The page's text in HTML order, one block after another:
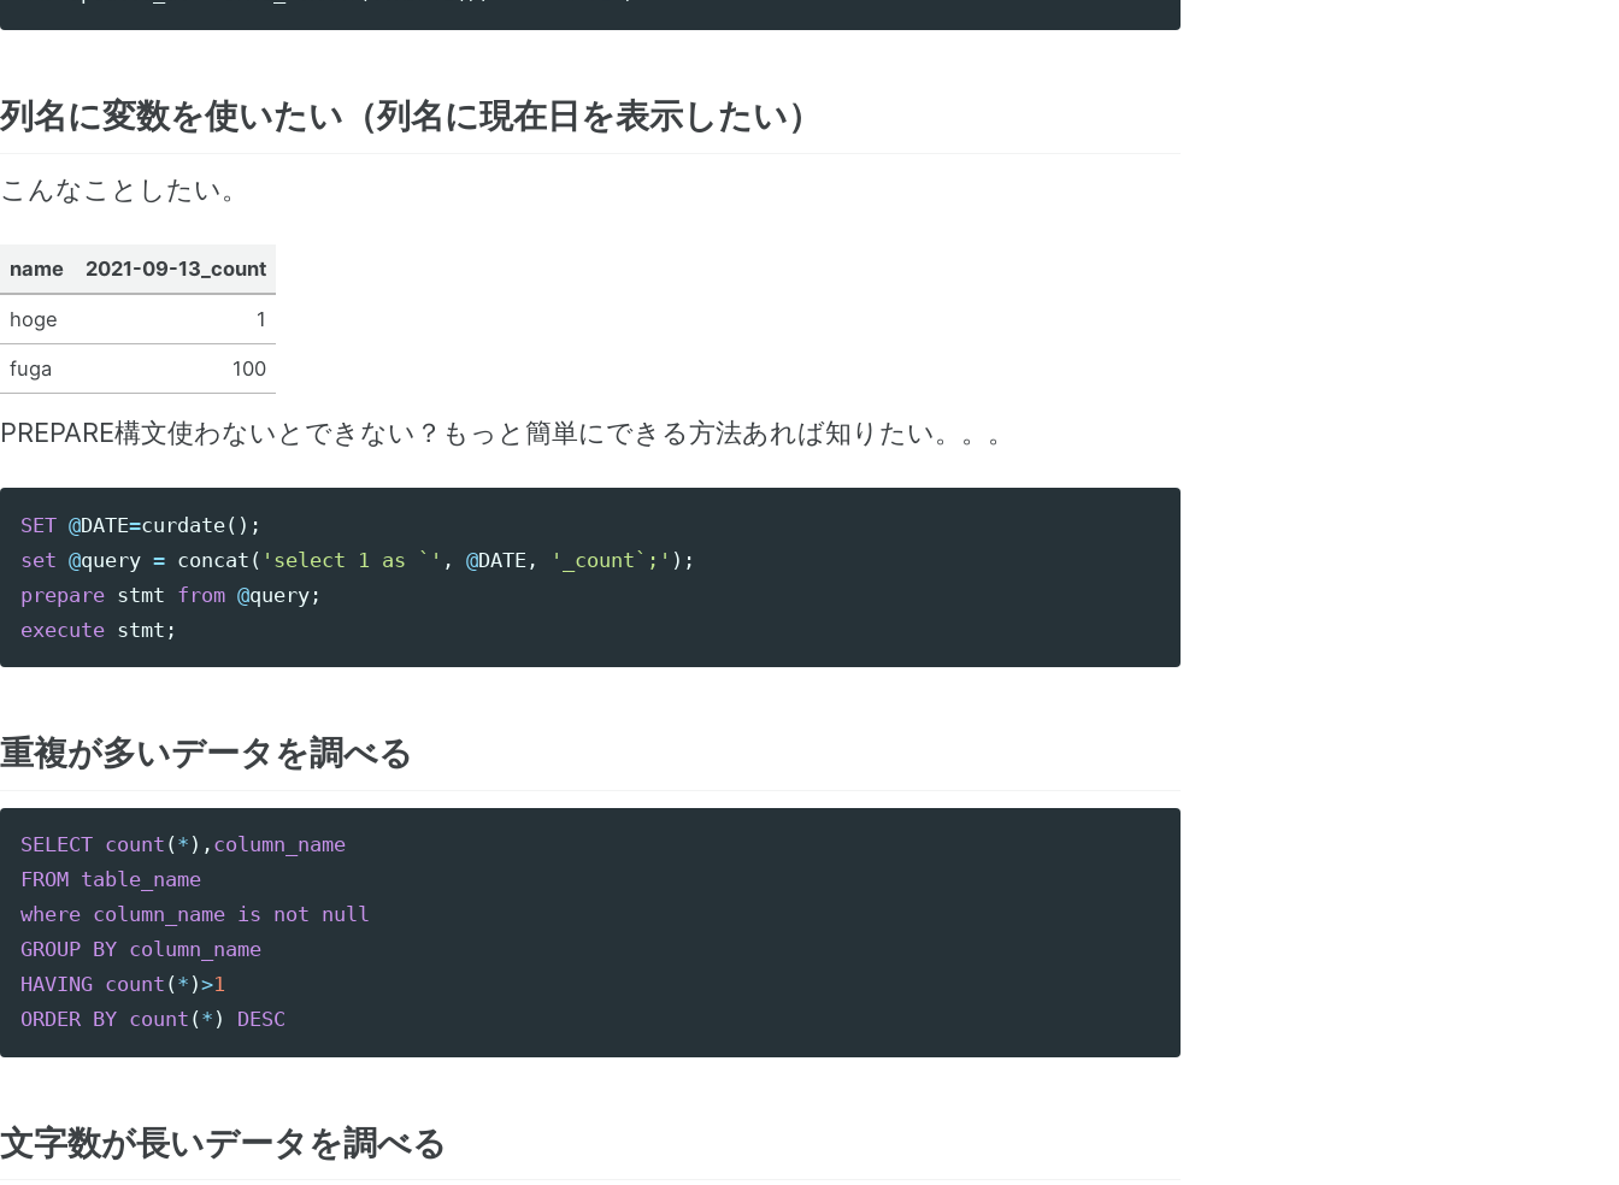
列名に変数を使いたい（列名に現在日を表示したい）
こんなことしたい。
name 2021-09-13_count
hoge 1
fuga 100
PREPARE構文使わないとできない？もっと簡単にできる方法あれば知りたい。。。
SET @DATE=curdate();
set @query = concat ( 'select 1 as `' , @DATE , '_count`;' );
prepare
stmt from @query;
execute
stmt ;
重複が多いデータを調べる
SELECT count ( * ), column_name
FROM
table_name
where
column_name is not
null
GROUP
BY
column_name
HAVING
count ( * )>1
ORDER
BY count ( * ) DESC
文字数が長いデータを調べる